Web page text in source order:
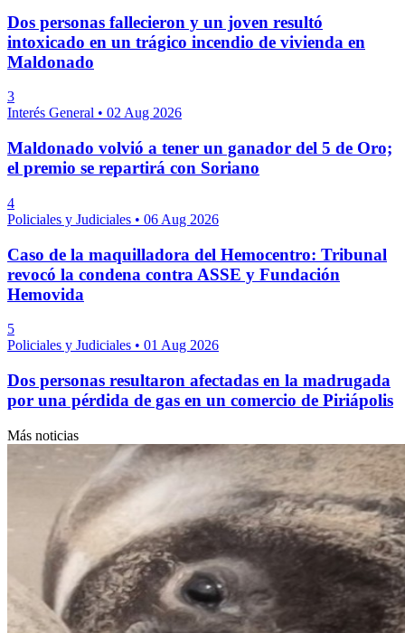
Dos personas fallecieron y un joven resultó
intoxicado en un trágico incendio de vivienda en
Maldonado
3
Interés General • 02 Aug 2026
Maldonado volvió a tener un ganador del 5 de Oro;
el premio se repartirá con Soriano
4
Policiales y Judiciales • 06 Aug 2026
Caso de la maquilladora del Hemocentro: Tribunal
revocó la condena contra ASSE y Fundación
Hemovida
5
Policiales y Judiciales • 01 Aug 2026
Dos personas resultaron afectadas en la madrugada
por una pérdida de gas en un comercio de Piriápolis
Más noticias